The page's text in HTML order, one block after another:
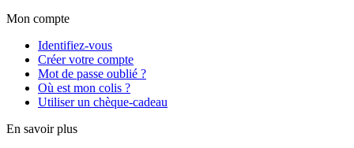
Mon compte
Identifiez-vous
Créer votre compte
Mot de passe oublié ?
Où est mon colis ?
Utiliser un chèque-cadeau
En savoir plus